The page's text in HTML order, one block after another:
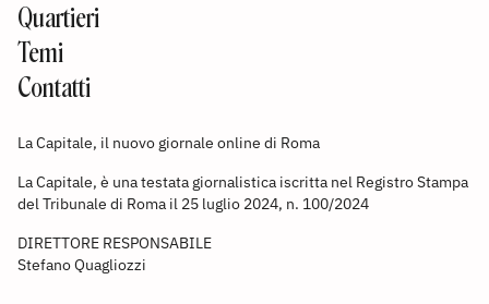
Quartieri
Temi
Contatti
La Capitale, il nuovo giornale online di Roma
La Capitale, è una testata giornalistica iscritta nel Registro Stampa
del Tribunale di Roma il 25 luglio 2024, n. 100/2024
DIRETTORE RESPONSABILE
Stefano Quagliozzi